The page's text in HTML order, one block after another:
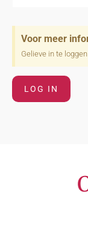
Voor meer
Gelieve in te
LOG IN